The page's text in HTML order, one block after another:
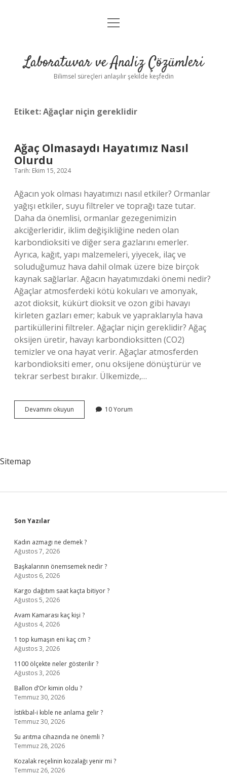
Anasayfa
Yasal Uyarı
menüyü
Laboratuvar ve Analiz Çözümleri
Bilimsel süreçleri anlaşılır şekilde keşfedin
Etiket:Ağaçlar niçin gereklidir
Ağaç Olmasaydı Hayatımız Nasıl
Olurdu
Tarih: Ekim 15, 2024
Ağacın yok olması hayatımızı nasıl etkiler? Ormanlar
yağışı etkiler, suyu filtreler ve toprağı taze tutar.
Daha da önemlisi, ormanlar gezegenimizin
akciğerleridir, iklim değişikliğine neden olan
karbondioksiti ve diğer sera gazlarını emerler.
Ayrıca, kağıt, yapı malzemeleri, yiyecek, ilaç ve
soluduğumuz hava dahil olmak üzere bize birçok
kaynak sağlarlar. Ağacın hayatımızdaki önemi nedir?
Ağaçlar atmosferdeki kötü kokuları ve amonyak,
azot dioksit, kükürt dioksit ve ozon gibi havayı
kirleten gazları emer; kabuk ve yapraklarıyla hava
partiküllerini filtreler. Ağaçlar niçin gereklidir? Ağaç
oksijen üretir, havayı karbondioksitten (CO2)
temizler ve ona hayat verir. Ağaçlar atmosferden
karbondioksiti emer, onu oksijene dönüştürür ve
tekrar serbest bırakır. Ülkemizde,…
Devamını okuyun
Olmasaydı
10 Yorum
Sitemap
Sidebar
Son Yazılar
Kadın azmagı ne demek ?
Ağustos 7, 2026
Başkalarının önemsemek nedir ?
Ağustos 6, 2026
Kargo dağıtım saat kaçta bitiyor ?
Ağustos 5, 2026
Avam Kamarası kaç kişi ?
Ağustos 4, 2026
1 top kumaşın eni kaç cm ?
Ağustos 3, 2026
1100 ölçekte neler gösterilir ?
Ağustos 3, 2026
Ballon d’Or kimin oldu ?
Temmuz 30, 2026
İstikbal-i kıble ne anlama gelir ?
Temmuz 30, 2026
Su arıtma cihazında ne önemli ?
Temmuz 28, 2026
Kozalak reçelinin kozalağı yenir mi ?
Temmuz 26, 2026